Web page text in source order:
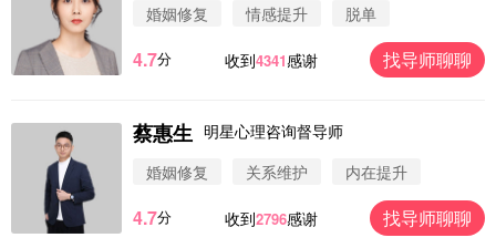
婚姻修复
情感提升 脱单
4.7分 收到4341感谢 找导师聊聊
蔡惠生 明星心理咨询督导师
婚姻修复
关系维护 内在提升
4.7分 收到2796感谢 找导师聊聊
微信用户 圆圈 通过此页面咨询，已获得专属情感方
案
微信用户 Vnno 通过此页面咨询，已获得专属情感方